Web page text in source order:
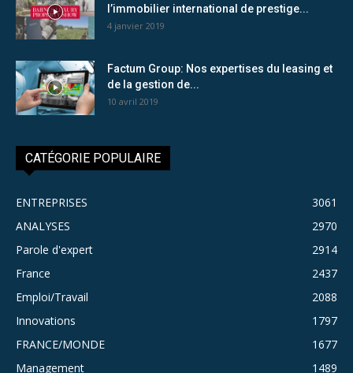
l’immobilier international de prestige...
4 janvier 2019
Factum Group: Nos expertises du leasing et
de la gestion de...
10 avril 2019
CATÉGORIE POPULAIRE
ENTREPRISES
3061
ANALYSES
2970
Parole d'expert
2914
France
2437
Emploi/Travail
2088
Innovations
1797
FRANCE/MONDE
1677
Management
1489